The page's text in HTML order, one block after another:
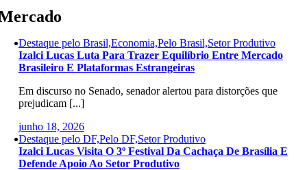
Destaque pelo Brasil,Economia,Pelo Brasil,Setor Produtivo
Izalci Lucas Luta Para Trazer Equilíbrio Entre Mercado
Brasileiro E Plataformas Estrangeiras
Em discurso no Senado, senador alertou para distorções que
prejudicam [...]
junho 18, 2026
Destaque pelo DF,Pelo DF,Setor Produtivo
Izalci Lucas Visita O 3º Festival Da Cachaça De Brasília E
Defende Apoio Ao Setor Produtivo